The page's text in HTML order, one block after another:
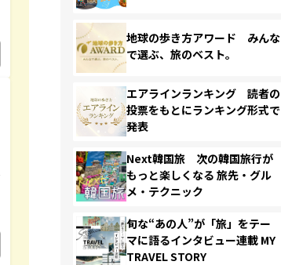
地球の歩き方アワード みんな
で選ぶ、旅のベスト。
エアラインランキング 読者の
投票をもとにランキング形式で
発表
Next韓国旅 次の韓国旅行が
もっと楽しくなる 旅先・グル
メ・テクニック
旬な“あの人”が「旅」をテー
マに語るインタビュー連載 MY
TRAVEL STORY